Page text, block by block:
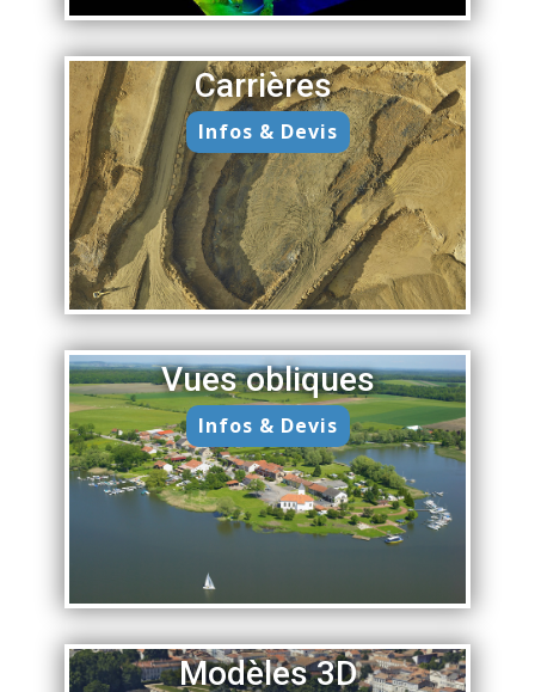
Carrières
Infos & Devis
Vues obliques
Infos & Devis
Modèles 3D